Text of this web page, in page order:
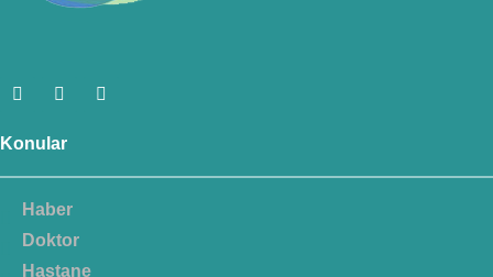
Konular
Haber
Doktor
Hastane